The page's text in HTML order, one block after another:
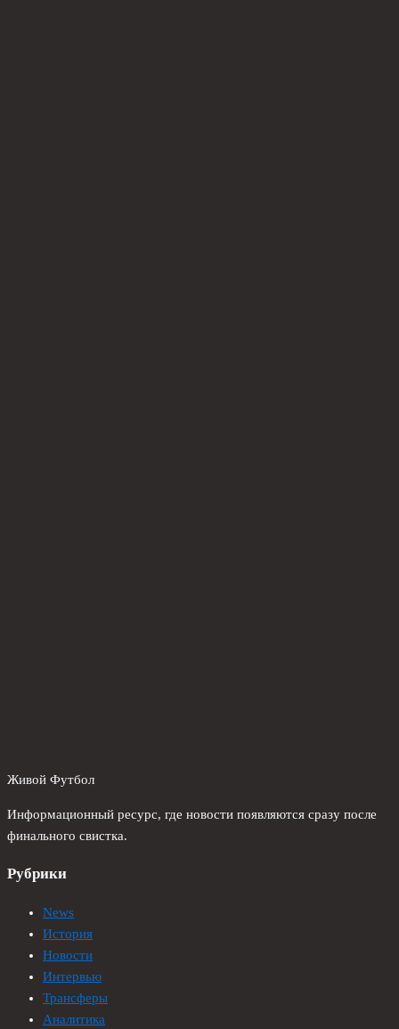
Живой Футбол
Информационный ресурс, где новости появляются сразу после
финального свистка.
Рубрики
News
История
Новости
Интервью
Трансферы
Аналитика